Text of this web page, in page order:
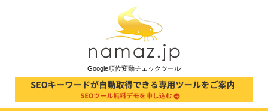
Google順位変動チェックツール